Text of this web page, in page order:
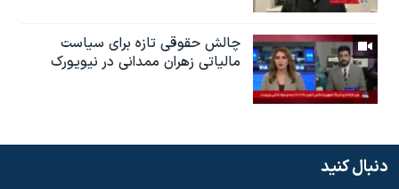
چالش حقوقی تازه برای سیاست
مالیاتی زهران ممدانی در نیویورک
دنبال کنید